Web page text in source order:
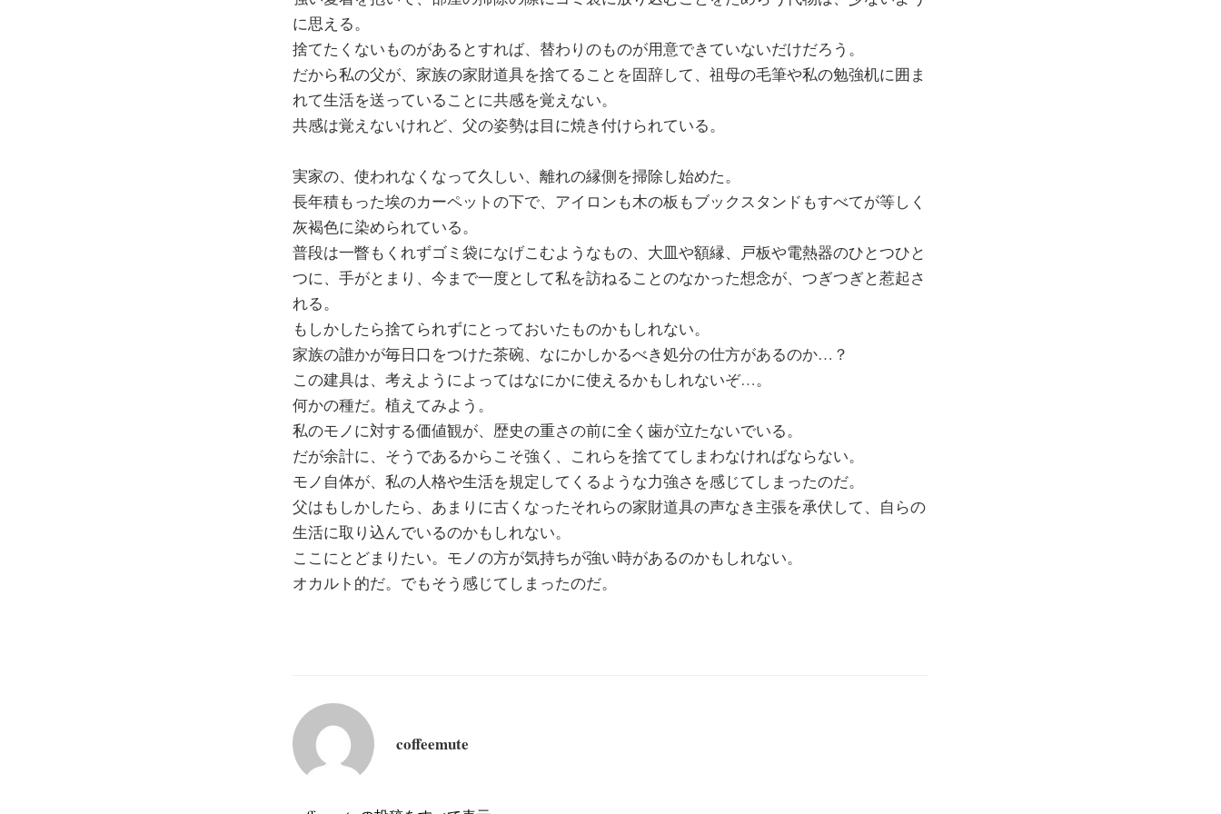
に思える。
捨てたくないものがあるとすれば、替わりのものが用意できていないだけだろう。
だから私の父が、家族の家財道具を捨てることを固辞して、祖母の毛筆や私の勉強机に囲ま
れて生活を送っていることに共感を覚えない。
共感は覚えないけれど、父の姿勢は目に焼き付けられている。
実家の、使われなくなって久しい、離れの縁側を掃除し始めた。
長年積もった埃のカーペットの下で、アイロンも木の板もブックスタンドもすべてが等しく
灰褐色に染められている。
普段は一瞥もくれずゴミ袋になげこむようなもの、大皿や額縁、戸板や電熱器のひとつひと
つに、手がとまり、今まで一度として私を訪ねることのなかった想念が、つぎつぎと惹起さ
れる。
もしかしたら捨てられずにとっておいたものかもしれない。
家族の誰かが毎日口をつけた茶碗、なにかしかるべき処分の仕方があるのか…？
この建具は、考えようによってはなにかに使えるかもしれないぞ…。
何かの種だ。植えてみよう。
私のモノに対する価値観が、歴史の重さの前に全く歯が立たないでいる。
だが余計に、そうであるからこそ強く、これらを捨ててしまわなければならない。
モノ自体が、私の人格や生活を規定してくるような力強さを感じてしまったのだ。
父はもしかしたら、あまりに古くなったそれらの家財道具の声なき主張を承伏して、自らの
生活に取り込んでいるのかもしれない。
ここにとどまりたい。モノの方が気持ちが強い時があるのかもしれない。
オカルト的だ。でもそう感じてしまったのだ。
coffeemute